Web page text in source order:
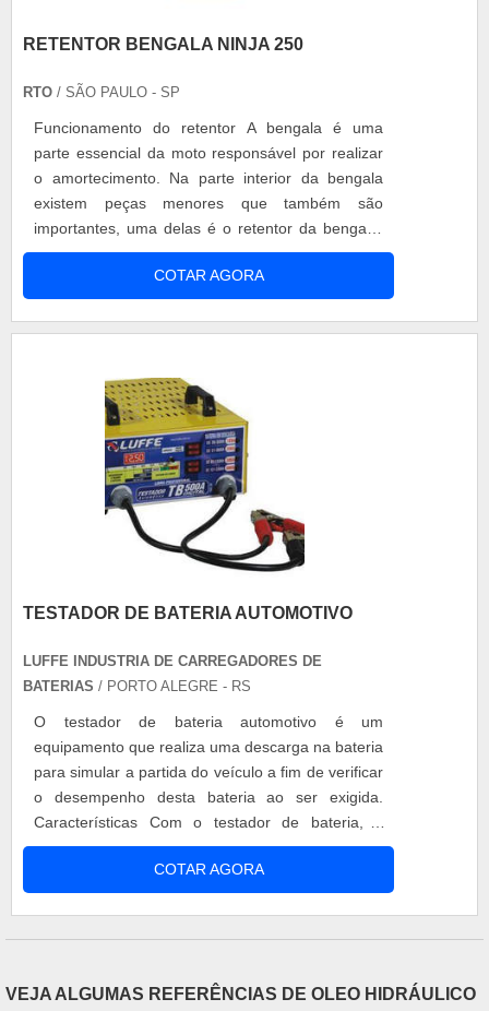
RETENTOR BENGALA NINJA 250
RTO / SÃO PAULO - SP
Funcionamento do retentor A bengala é uma
parte essencial da moto responsável por realizar
o amortecimento. Na parte interior da bengala
existem peças menores que também são
importantes, uma delas é o retentor da bengala,
que realiza a vedação. A função do retentor
bengala ninja 250 é importante para evitar
problemas decorrentes do vazamento de óleo no
COTAR AGORA
TESTADOR DE BATERIA AUTOMOTIVO
LUFFE INDUSTRIA DE CARREGADORES DE
BATERIAS / PORTO ALEGRE - RS
O testador de bateria automotivo é um
equipamento que realiza uma descarga na bateria
para simular a partida do veículo a fim de verificar
o desempenho desta bateria ao ser exigida.
Características Com o testador de bateria, é
possível verificar a tensão da bateria em repouso,
ou tensão nominal e, a tensão real da bateria,
além de testar o alternador e o regulador do
COTAR AGORA
VEJA ALGUMAS REFERÊNCIAS DE OLEO HIDRÁULICO